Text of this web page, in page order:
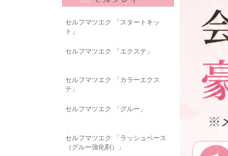
セルフマツエク 「スタートキッ
ト」
セルフマツエク 「エクステ」
セルフマツエク 「カラーエクス
テ」
セルフマツエク 「グルー」
セルフマツエク 「ラッシュベース
（グルー強化剤）」